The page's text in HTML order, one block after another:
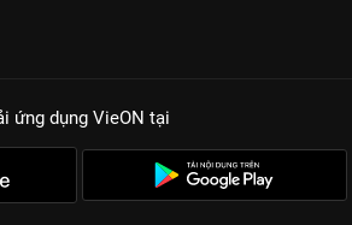
ứng dụng VieON tại